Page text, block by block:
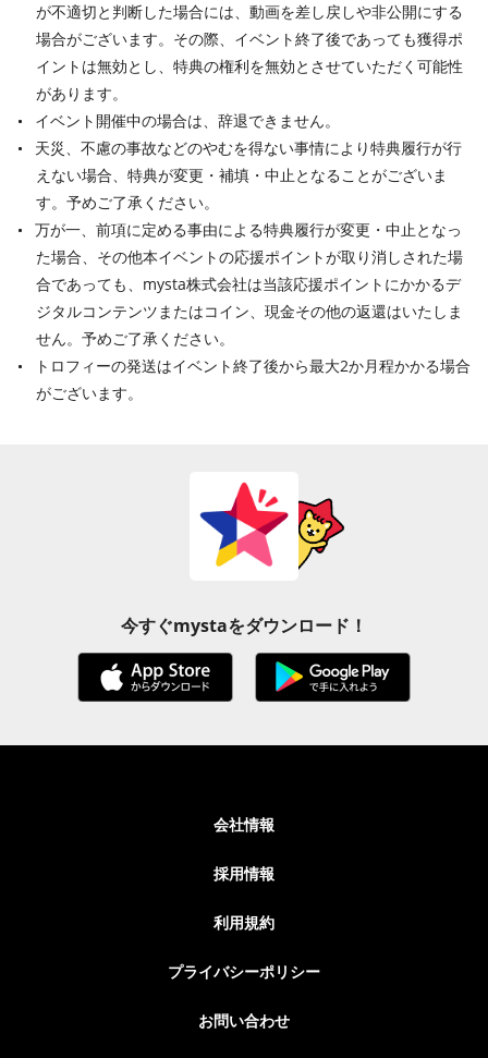
が不適切と判断した場合には、動画を差し戻しや非公開にする
場合がございます。その際、イベント終了後であっても獲得ポ
イントは無効とし、特典の権利を無効とさせていただく可能性
があります。
イベント開催中の場合は、辞退できません。
天災、不慮の事故などのやむを得ない事情により特典履行が行
えない場合、特典が変更・補填・中止となることがございま
す。予めご了承ください。
万が一、前項に定める事由による特典履行が変更・中止となっ
た場合、その他本イベントの応援ポイントが取り消しされた場
合であっても、mysta株式会社は当該応援ポイントにかかるデ
ジタルコンテンツまたはコイン、現金その他の返還はいたしま
せん。予めご了承ください。
トロフィーの発送はイベント終了後から最大2か月程かかる場合
がございます。
今すぐmystaをダウンロード！
会社情報
採用情報
利用規約
プライバシーポリシー
お問い合わせ